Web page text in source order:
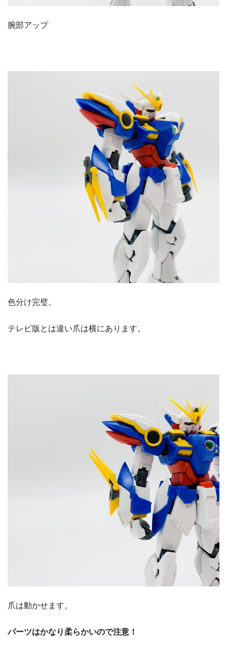
腕部アップ
色分け完璧。
テレビ版とは違い爪は横にあります。
爪は動かせます。
パーツはかなり柔らかいので注意！